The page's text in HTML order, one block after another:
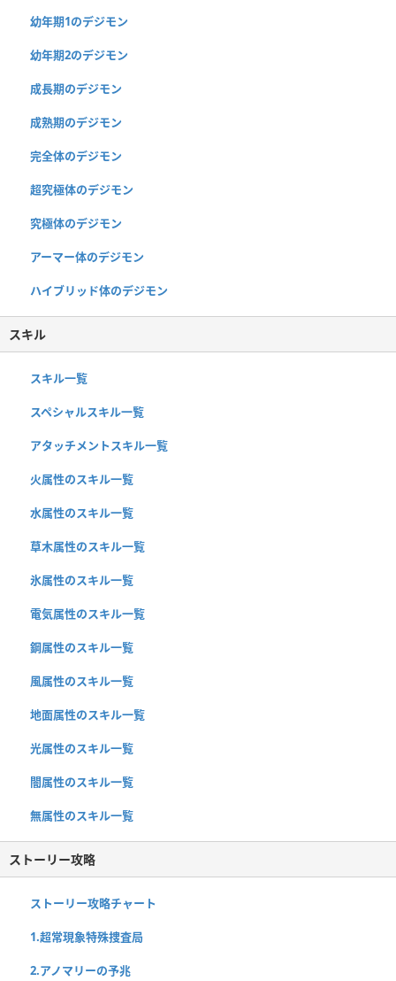
幼年期1のデジモン
幼年期2のデジモン
成長期のデジモン
成熟期のデジモン
完全体のデジモン
超究極体のデジモン
究極体のデジモン
アーマー体のデジモン
ハイブリッド体のデジモン
スキル
スキル一覧
スペシャルスキル一覧
アタッチメントスキル一覧
火属性のスキル一覧
水属性のスキル一覧
草木属性のスキル一覧
氷属性のスキル一覧
電気属性のスキル一覧
鋼属性のスキル一覧
風属性のスキル一覧
地面属性のスキル一覧
光属性のスキル一覧
闇属性のスキル一覧
無属性のスキル一覧
ストーリー攻略
ストーリー攻略チャート
1.超常現象特殊捜査局
2.アノマリーの予兆